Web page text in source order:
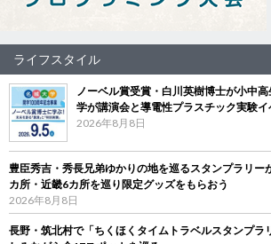
ライフスタイル
ノーベル賞受賞・白川英樹博士が小中
学が講演会と導電性プラスチック実験
2026年8月8日
豊臣秀吉・秀長兄弟ゆかりの地を巡るスタンプラリ
カ所・近畿6カ所を巡り限定グッズをもらおう
2026年8月8日
長野・筑北村で「ちくほくタイムトラベルスタンプラ